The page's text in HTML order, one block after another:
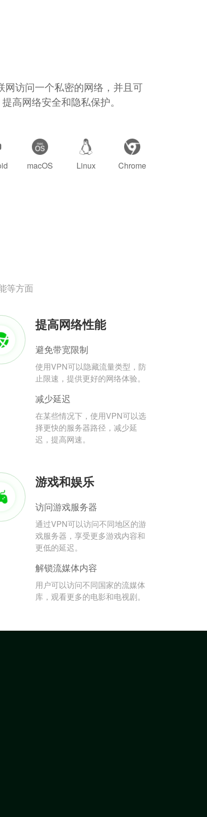
网访问一个私密的网络，并且可
高网络安全和隐私保护。
macOS Linux Chrome
等方面
提高网络性能
避免带宽限制
使用VPN可以隐藏流量类型，防
止限速，提供更好的网络体验。
减少延迟
在某些情况下，使用VPN可以选
择更快的服务器路径，减少延
迟，提高网速。
游戏和娱乐
访问游戏服务器
通过VPN可以访问不同地区的游
戏服务器，享受更多游戏内容和
更低的延迟。
解锁流媒体内容
用户可以访问不同国家的流媒体
库，观看更多的电影和电视剧。